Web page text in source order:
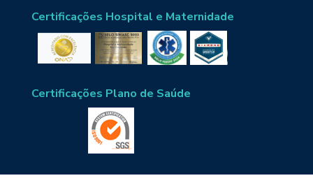
Certificações Hospital e Maternidade
Certificações Plano de Saúde